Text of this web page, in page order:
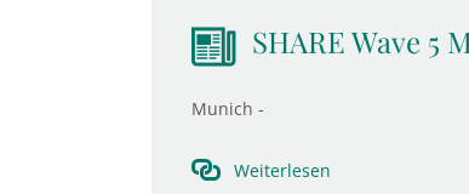
SHARE Wave 5
Munich -
Weiterlesen